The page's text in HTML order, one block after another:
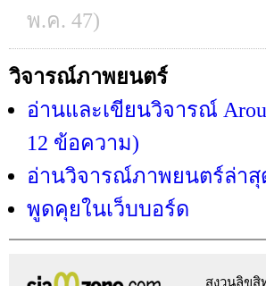
พ.ค. 47)
วิจารณ์ภาพยนตร์
อ่านและเขียนวิจารณ์
12 ข้อความ)
อ่านวิจารณ์ภาพยนตร์ล่าสุ
พูดคุยในเว็บบอร์ด
สงวนลิข